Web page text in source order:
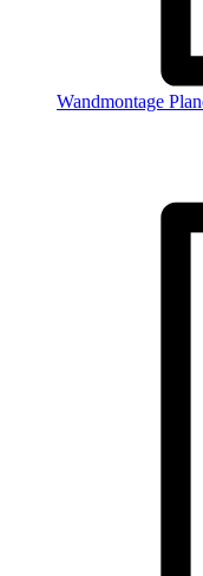
Wandmontage